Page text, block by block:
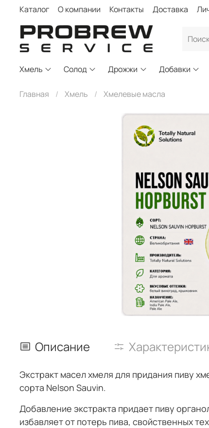
Каталог О компании Контакты Доставка
Хмель Солод Дрожжи Добавки
Главная Хмель Хмелевые масла
Описание
Экстракт масел хмеля для придания пиву
сорта Nelson Sauvin.
Добавление экстракта придает пиву
избавляет от потерь пива, свойственных